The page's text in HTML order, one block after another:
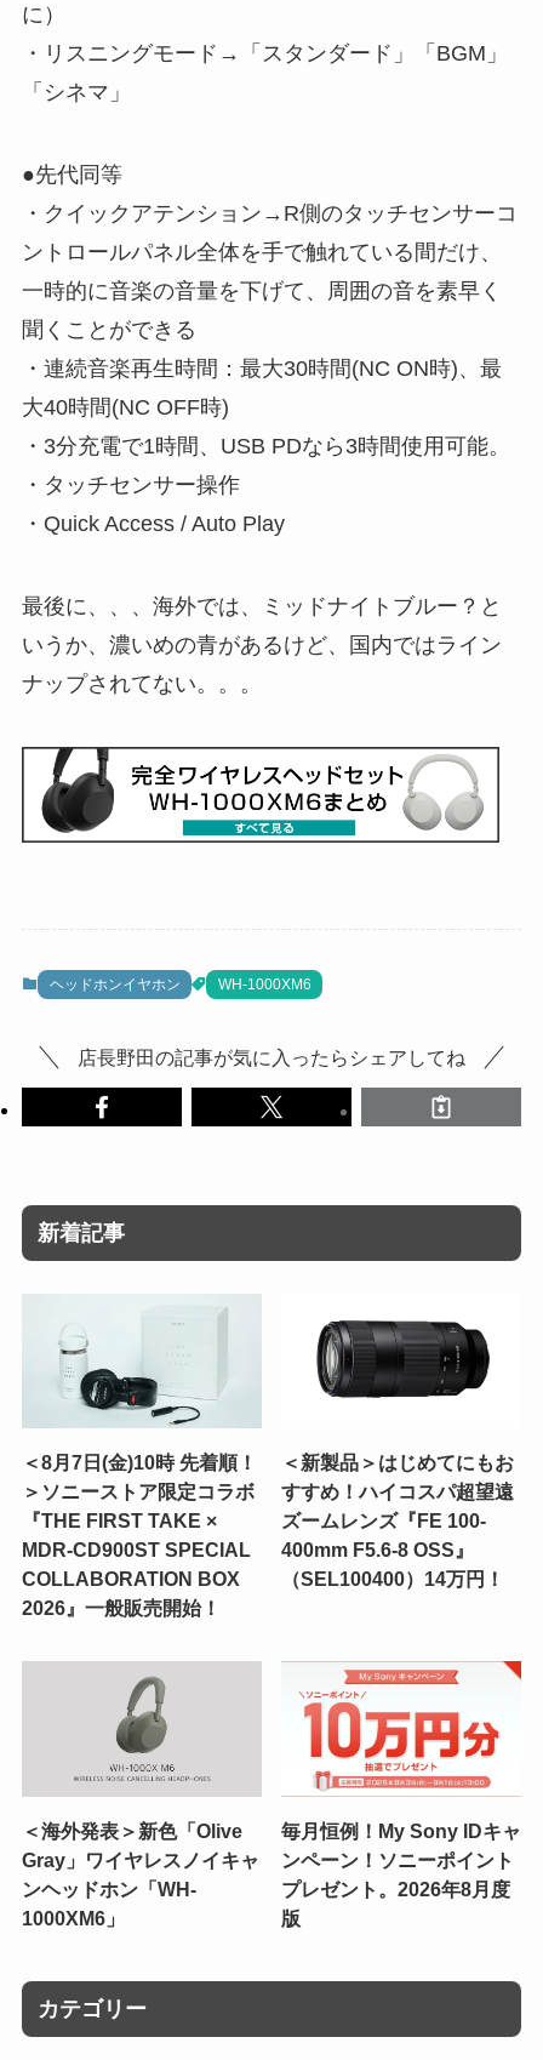
に）
・リスニングモード→「スタンダード」「BGM」
「シネマ」
●先代同等
・クイックアテンション→R側のタッチセンサーコ
ントロールパネル全体を手で触れている間だけ、
一時的に音楽の音量を下げて、周囲の音を素早く
聞くことができる
・連続音楽再生時間：最大30時間(NC ON時)、最
大40時間(NC OFF時)
・3分充電で1時間、USB PDなら3時間使用可能。
・タッチセンサー操作
・Quick Access / Auto Play
最後に、、、海外では、ミッドナイトブルー？と
いうか、濃いめの青があるけど、国内ではライン
ナップされてない。。。
ヘッドホンイヤホン WH-1000XM6
店長野田の記事が気に入ったらシェアしてね
新着記事
＜8月7日(金)10時 先着順！
＞ソニーストア限定コラボ
『THE FIRST TAKE ×
MDR-CD900ST SPECIAL
COLLABORATION BOX
2026』一般販売開始！
＜新製品＞はじめてにもお
すすめ！ハイコスパ超望遠
ズームレンズ『FE 100-
400mm F5.6-8 OSS』
（SEL100400）14万円！
＜海外発表＞新色「Olive
Gray」ワイヤレスノイキャ
ンヘッドホン「WH-
1000XM6」
毎月恒例！My Sony IDキャ
ンペーン！ソニーポイント
プレゼント。2026年8月度
版
カテゴリー